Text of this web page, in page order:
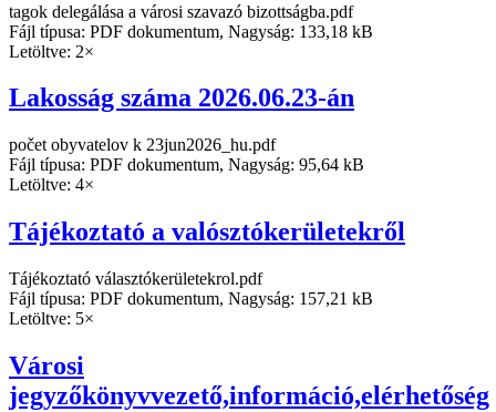
tagok delegálása a városi szavazó bizottságba.pdf
Fájl típusa: PDF dokumentum, Nagyság: 133,18 kB
Letöltve: 2×
Lakosság száma 2026.06.23-án
počet obyvatelov k 23jun2026_hu.pdf
Fájl típusa: PDF dokumentum, Nagyság: 95,64 kB
Letöltve: 4×
Tájékoztató a valósztókerületekről
Tájékoztató választókerületekrol.pdf
Fájl típusa: PDF dokumentum, Nagyság: 157,21 kB
Letöltve: 5×
Városi
jegyzőkönyvvezető,információ,elérhetőség